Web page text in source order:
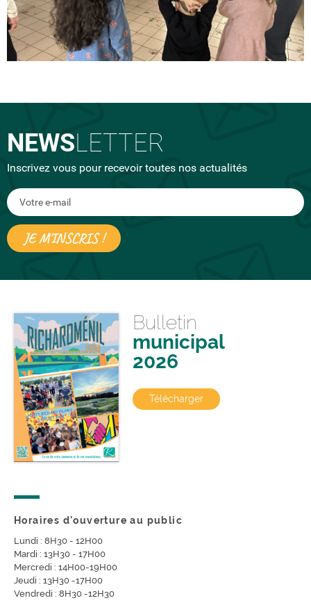
NEWSLETTER
Inscrivez vous pour recevoir toutes nos actualités
Bulletin
municipal
2026
Télécharger
Horaires d'ouverture au public
Lundi : 8H30 - 12H00
Mardi : 13H30 - 17H00
Mercredi : 14H00-19H00
Jeudi : 13H30 -17H00
Vendredi : 8H30 -12H30